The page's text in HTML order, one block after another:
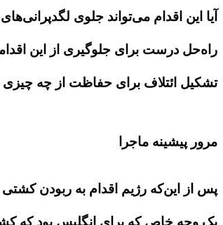
آیا این اقدام می‌تواند جلوی
راه‌حل درست برای جلوگیری از این
تشکیل ائتلاف برای حفاظت از چه
مرور پیشینه ماجرا
پس از این‌که رژیم اقدام به ‌ربودن
یک وجه خاص که برای انگلیس بود که